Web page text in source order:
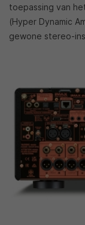
toepassing van
(Hyper Dynamic
gewone stereo-